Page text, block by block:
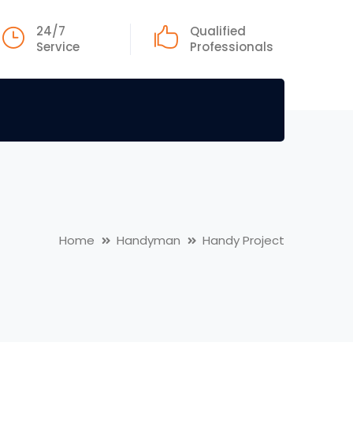
24/7
Service
Qualified
Professionals
Home Handyman Handy Project